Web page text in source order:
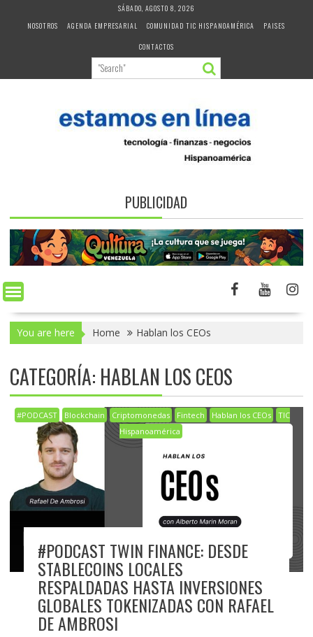
SÁBADO, AGOSTO 8, 2026
NOSOTROS
AGENDA EMPRESARIAL COMUNIDAD TIC HISPANOAMÉRICA
PAISES
CONTACTOS
PUBLICIDAD
You are here Home Hablan los CEOs
CATEGORÍA: HABLAN LOS CEOS
#PODCAST Blockchain Criptomonedas Fintech Hablan los CEOs
TIC
Hispanoamérica
#PODCAST TWIN FINANCE: DESDE
STABLECOINS LOCALES
RESPALDADAS HASTA INVERSIONES
GLOBALES TOKENIZADAS CON RAFAEL
DE AMBROSI